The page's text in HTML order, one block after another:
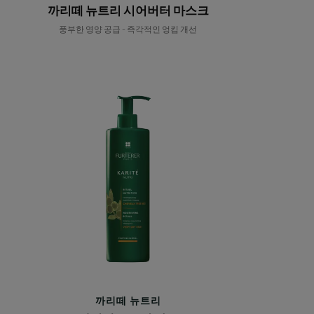
까리떼 뉴트리 시어버터 마스크
풍부한 영양 공급 - 즉각적인 엉킴 개선
까
리
떼
뉴
트
리
샴
푸
까리떼 뉴트리